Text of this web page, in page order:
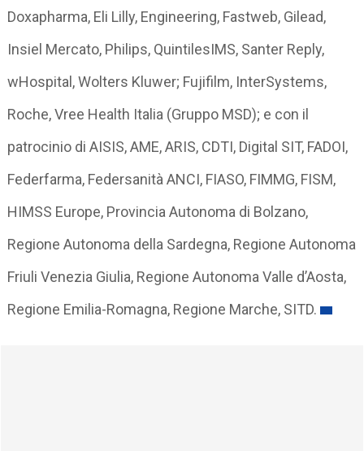
Doxapharma, Eli Lilly, Engineering, Fastweb, Gilead,
Insiel Mercato, Philips, QuintilesIMS, Santer Reply,
wHospital, Wolters Kluwer; Fujifilm, InterSystems,
Roche, Vree Health Italia (Gruppo MSD); e con il
patrocinio di AISIS, AME, ARIS, CDTI, Digital SIT, FADOI,
Federfarma, Federsanità ANCI, FIASO, FIMMG, FISM,
HIMSS Europe, Provincia Autonoma di Bolzano,
Regione Autonoma della Sardegna, Regione Autonoma
Friuli Venezia Giulia, Regione Autonoma Valle d’Aosta,
Regione Emilia-Romagna, Regione Marche, SITD.